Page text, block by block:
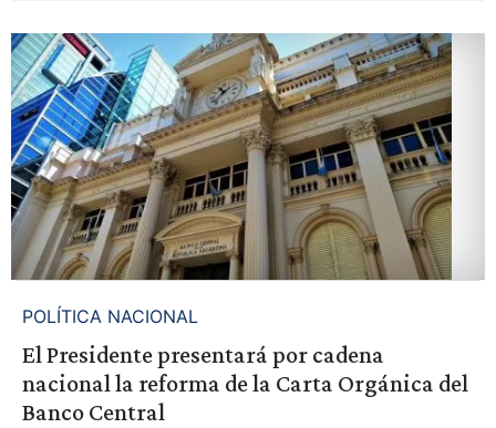
POLÍTICA NACIONAL
El Presidente presentará por cadena
nacional la reforma de la Carta Orgánica del
Banco Central